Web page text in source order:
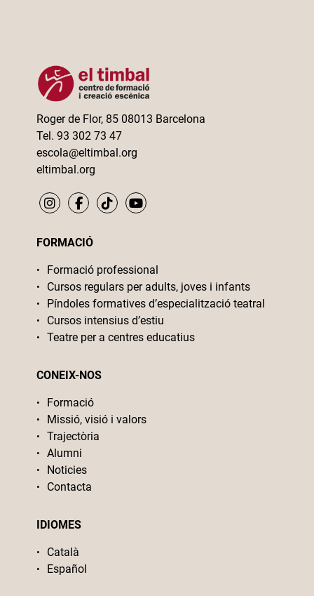
Roger de Flor, 85 08013 Barcelona
Tel. 93 302 73 47
escola@eltimbal.org
eltimbal.org
FORMACIÓ
Formació professional
Cursos regulars per adults, joves i infants
Píndoles formatives d’especialització teatral
Cursos intensius d’estiu
Teatre per a centres educatius
CONEIX-NOS
Formació
Missió, visió i valors
Trajectòria
Alumni
Noticies
Contacta
IDIOMES
Català
Español